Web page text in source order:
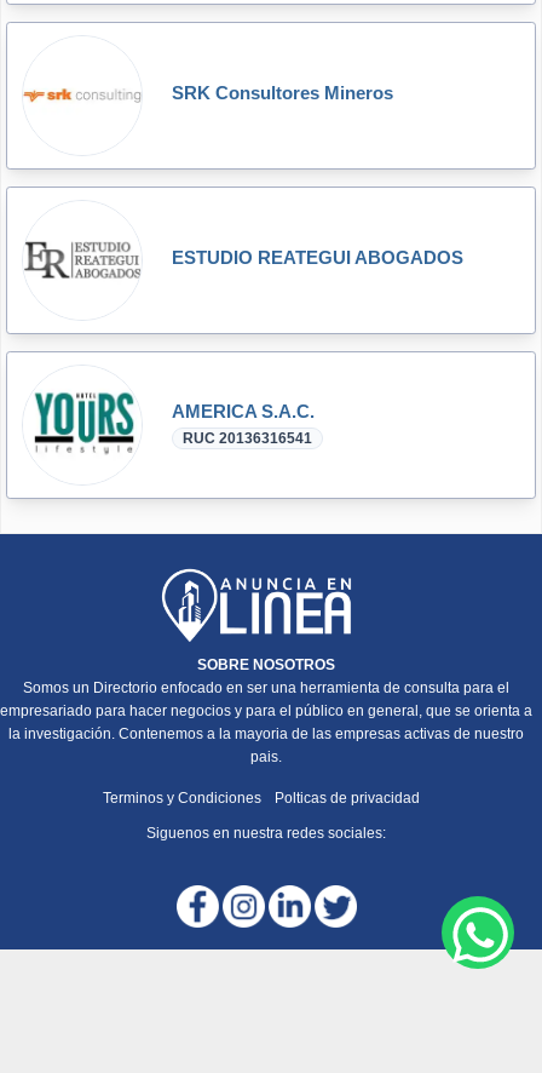
SRK Consultores Mineros
ESTUDIO REATEGUI ABOGADOS
AMERICA S.A.C.
RUC 20136316541
SOBRE NOSOTROS
Somos un Directorio enfocado en ser una herramienta de consulta para el
empresariado para hacer negocios y para el público en general, que se orienta a
la investigación. Contenemos a la mayoria de las empresas activas de nuestro
pais.
Terminos y Condiciones Polticas de privacidad
Siguenos en nuestra redes sociales: